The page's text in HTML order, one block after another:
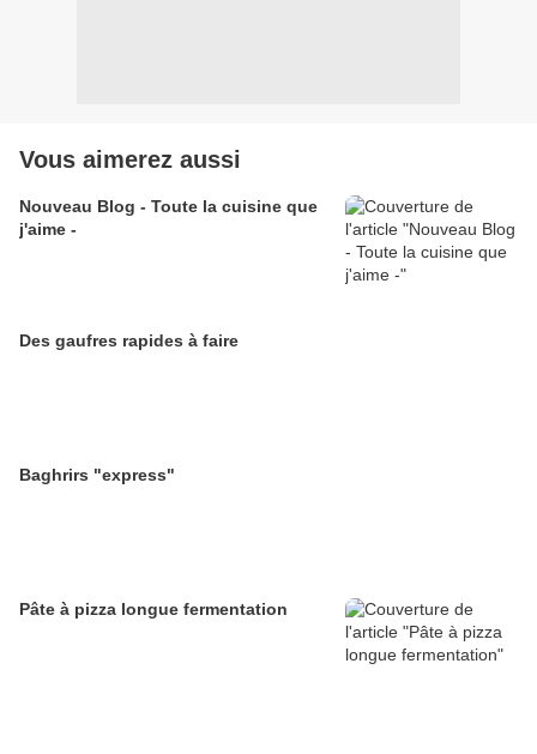
Vous aimerez aussi
Nouveau Blog - Toute la cuisine que
j'aime -
Des gaufres rapides à faire
Baghrirs "express"
Pâte à pizza longue fermentation